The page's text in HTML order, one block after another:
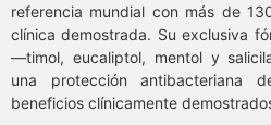
referencia mundial con más de
clínica demostrada. Su exclusiva
—timol, eucaliptol, mentol y
una protección antibacteriana
beneficios clínicamente